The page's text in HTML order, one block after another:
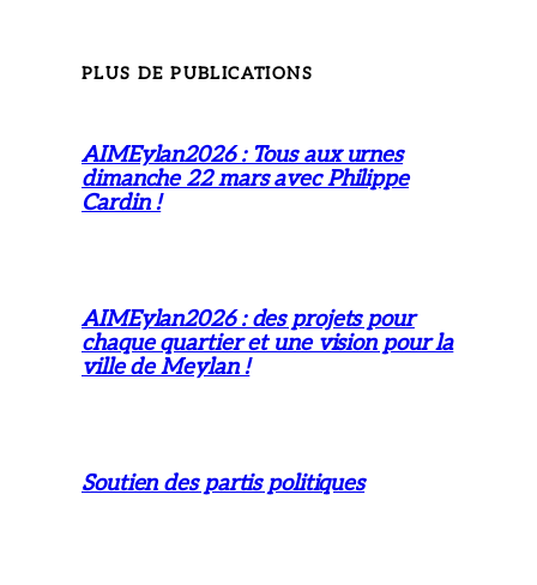
PLUS DE PUBLICATIONS
AIMEylan2026 : Tous aux urnes
dimanche 22 mars avec Philippe
Cardin !
AIMEylan2026 : des projets pour
chaque quartier et une vision pour la
ville de Meylan !
Soutien des partis politiques